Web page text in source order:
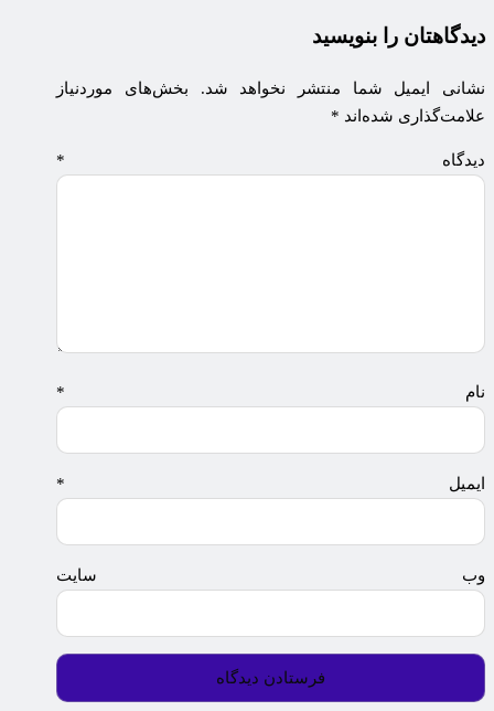
دیدگاهتان را بنویسید
نشانی ایمیل شما منتشر نخواهد شد.
بخش‌های موردنیاز
علامت‌گذاری شده‌اند *
دیدگاه *
نام *
ایمیل *
وب‌ سایت